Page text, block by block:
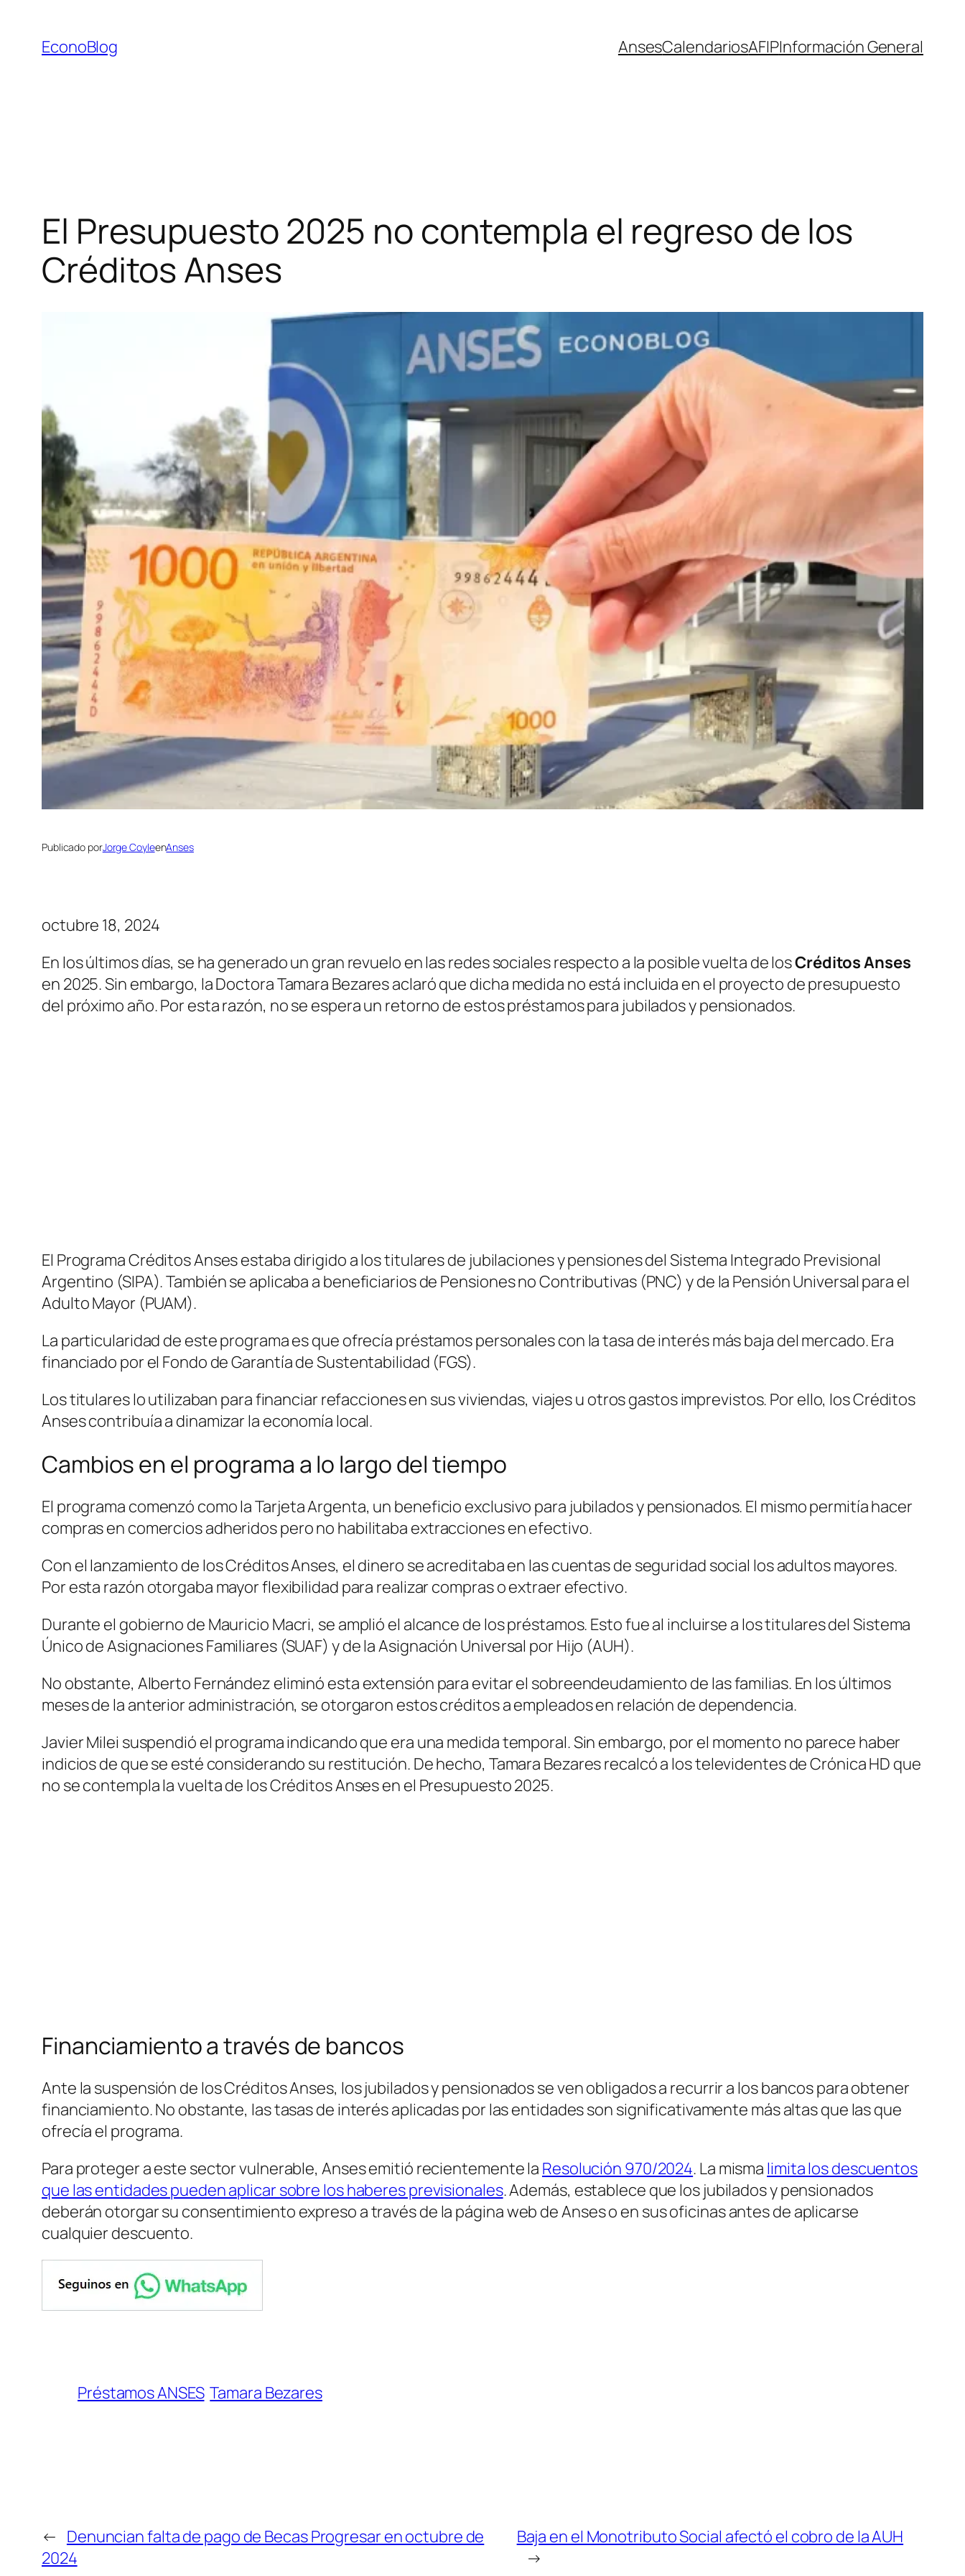
contenido
EconoBlog AnsesCalendariosAFIPInformación General
El Presupuesto 2025 no contempla el regreso de los
Créditos Anses
Publicado porJorge CoyleenAnses
octubre 18, 2024
En los últimos días, se ha generado un gran revuelo en las redes sociales respecto a la posible vuelta de losCréditos Anses
en 2025. Sin embargo, la Doctora Tamara Bezares aclaró que dicha medida no está incluida en el proyecto de presupuesto
del próximo año. Por esta razón, no se espera un retorno de estos préstamos para jubilados y pensionados.
El Programa Créditos Anses estaba dirigido a los titulares de jubilaciones y pensiones del Sistema Integrado Previsional
Argentino (SIPA). También se aplicaba a beneficiarios de Pensiones no Contributivas (PNC) y de la Pensión Universal para el
Adulto Mayor (PUAM).
La particularidad de este programa es que ofrecía préstamos personales con la tasa de interés más baja del mercado. Era
financiado por el Fondo de Garantía de Sustentabilidad (FGS).
Los titulares lo utilizaban para financiar refacciones en sus viviendas, viajes u otros gastos imprevistos. Por ello, los Créditos
Anses contribuía a dinamizar la economía local.
Cambios en el programa a lo largo del tiempo
El programa comenzó como la Tarjeta Argenta, un beneficio exclusivo para jubilados y pensionados. El mismo permitía hacer
compras en comercios adheridos pero no habilitaba extracciones en efectivo.
Con el lanzamiento de los Créditos Anses, el dinero se acreditaba en las cuentas de seguridad social los adultos mayores.
Por esta razón otorgaba mayor flexibilidad para realizar compras o extraer efectivo.
Durante el gobierno de Mauricio Macri, se amplió el alcance de los préstamos. Esto fue al incluirse a los titulares del Sistema
Único de Asignaciones Familiares (SUAF) y de la Asignación Universal por Hijo (AUH).
No obstante, Alberto Fernández eliminó esta extensión para evitar el sobreendeudamiento de las familias. En los últimos
meses de la anterior administración, se otorgaron estos créditos a empleados en relación de dependencia.
Javier Milei suspendió el programa indicando que era una medida temporal. Sin embargo, por el momento no parece haber
indicios de que se esté considerando su restitución. De hecho, Tamara Bezares recalcó a los televidentes de Crónica HD que
no se contempla la vuelta de los Créditos Anses en el Presupuesto 2025.
Financiamiento a través de bancos
Ante la suspensión de los Créditos Anses, los jubilados y pensionados se ven obligados a recurrir a los bancos para obtener
financiamiento. No obstante, las tasas de interés aplicadas por las entidades son significativamente más altas que las que
ofrecía el programa.
Para proteger a este sector vulnerable, Anses emitió recientemente la Resolución 970/2024. La misma limita los descuentos
que las entidades pueden aplicar sobre los haberes previsionales. Además, establece que los jubilados y pensionados
deberán otorgar su consentimiento expreso a través de la página web de Anses o en sus oficinas antes de aplicarse
cualquier descuento.
Préstamos ANSES Tamara Bezares
← Denuncian falta de pago de Becas Progresar en octubre de
2024
Baja en el Monotributo Social afectó el cobro de la AUH
→